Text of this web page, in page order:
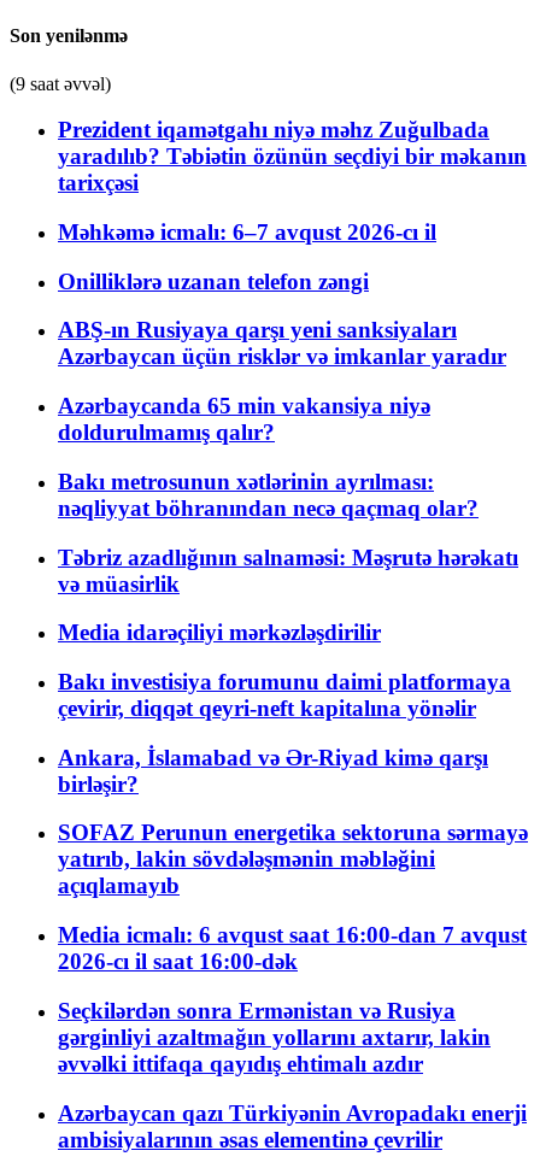
Son yenilənmə
(9 saat əvvəl)
Prezident iqamətgahı niyə məhz Zuğulbada
yaradılıb? Təbiətin özünün seçdiyi bir məkanın
tarixçəsi
Məhkəmə icmalı: 6–7 avqust 2026-cı il
Onilliklərə uzanan telefon zəngi
ABŞ-ın Rusiyaya qarşı yeni sanksiyaları
Azərbaycan üçün risklər və imkanlar yaradır
Azərbaycanda 65 min vakansiya niyə
doldurulmamış qalır?
Bakı metrosunun xətlərinin ayrılması:
nəqliyyat böhranından necə qaçmaq olar?
Təbriz azadlığının salnaməsi: Məşrutə hərəkatı
və müasirlik
Media idarəçiliyi mərkəzləşdirilir
Bakı investisiya forumunu daimi platformaya
çevirir, diqqət qeyri-neft kapitalına yönəlir
Ankara, İslamabad və Ər-Riyad kimə qarşı
birləşir?
SOFAZ Perunun energetika sektoruna sərmayə
yatırıb, lakin sövdələşmənin məbləğini
açıqlamayıb
Media icmalı: 6 avqust saat 16:00-dan 7 avqust
2026-cı il saat 16:00-dək
Seçkilərdən sonra Ermənistan və Rusiya
gərginliyi azaltmağın yollarını axtarır, lakin
əvvəlki ittifaqa qayıdış ehtimalı azdır
Azərbaycan qazı Türkiyənin Avropadakı enerji
ambisiyalarının əsas elementinə çevrilir